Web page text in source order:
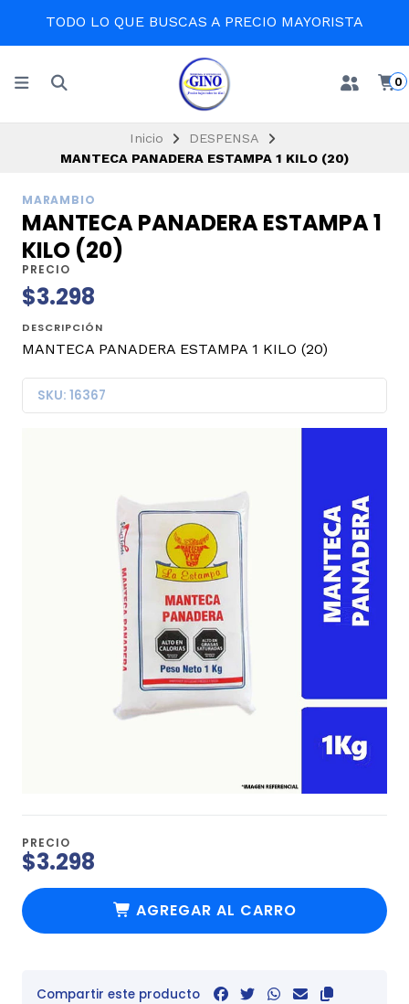
TODO LO QUE BUSCAS A PRECIO MAYORISTA
0
Inicio
DESPENSA
MANTECA PANADERA ESTAMPA 1 KILO (20)
MARAMBIO
MANTECA PANADERA ESTAMPA 1
KILO (20)
PRECIO
$3.298
DESCRIPCIÓN
MANTECA PANADERA ESTAMPA 1 KILO (20)
SKU: 16367
PRECIO
$3.298
AGREGAR AL CARRO
Compartir este producto